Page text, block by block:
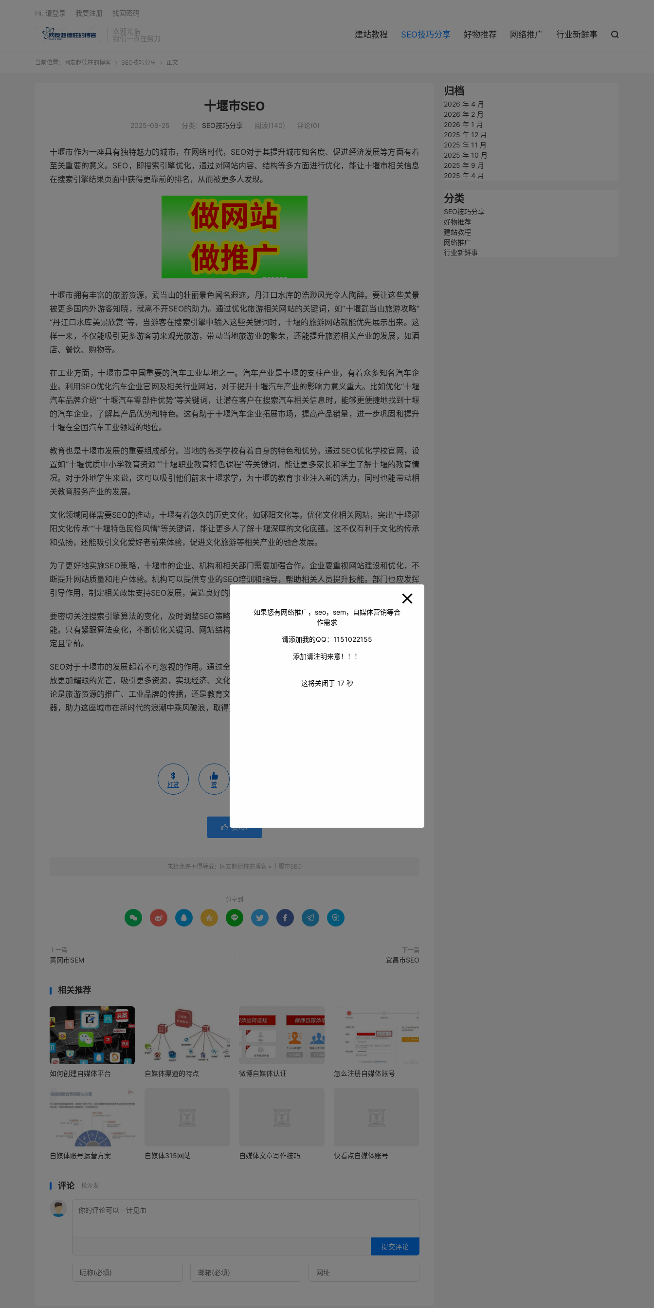
欢迎光临
我们一直在努力
建站教程 SEO技巧分享 好物推荐 网络推广 行业新鲜事 
Hi, 请登录 我要注册 找回密码
当前位置： 网友赵德柱的博客  SEO技巧分享  正文
十堰市SEO
2025-09-25 分类： SEO技巧分享 阅读(140) 评论(0)
十堰市作为一座具有独特魅力的城市，在网络时代，SEO对于其提升城市知名度、促进经济发展等方面有着
至关重要的意义。SEO，即搜索引擎优化，通过对网站内容、结构等多方面进行优化，能让十堰市相关信息
在搜索引擎结果页面中获得更靠前的排名，从而被更多人发现。
十堰市拥有丰富的旅游资源，武当山的壮丽景色闻名遐迩，丹江口水库的浩渺风光令人陶醉。要让这些美景
被更多国内外游客知晓，就离不开SEO的助力。通过优化旅游相关网站的关键词，如“十堰武当山旅游攻略”
“丹江口水库美景欣赏”等，当游客在搜索引擎中输入这些关键词时，十堰的旅游网站就能优先展示出来。这
样一来，不仅能吸引更多游客前来观光旅游，带动当地旅游业的繁荣，还能提升旅游相关产业的发展，如酒
店、餐饮、购物等。
在工业方面，十堰市是中国重要的汽车工业基地之一。汽车产业是十堰的支柱产业，有着众多知名汽车企
业。利用SEO优化汽车企业官网及相关行业网站，对于提升十堰汽车产业的影响力意义重大。比如优化“十堰
汽车品牌介绍”“十堰汽车零部件优势”等关键词，让潜在客户在搜索汽车相关信息时，能够更便捷地找到十堰
的汽车企业，了解其产品优势和特色。这有助于十堰汽车企业拓展市场，提高产品销量，进一步巩固和提升
十堰在全国汽车工业领域的地位。
教育也是十堰市发展的重要组成部分。当地的各类学校有着自身的特色和优势。通过SEO优化学校官网，设
置如“十堰优质中小学教育资源”“十堰职业教育特色课程”等关键词，能让更多家长和学生了解十堰的教育情
况。对于外地学生来说，这可以吸引他们前来十堰求学，为十堰的教育事业注入新的活力，同时也能带动相
关教育服务产业的发展。
文化领域同样需要SEO的推动。十堰有着悠久的历史文化，如郧阳文化等。优化文化相关网站，突出“十堰郧
阳文化传承”“十堰特色民俗风情”等关键词，能让更多人了解十堰深厚的文化底蕴。这不仅有利于文化的传承
和弘扬，还能吸引文化爱好者前来体验，促进文化旅游等相关产业的融合发展。
为了更好地实施SEO策略，十堰市的企业、机构和相关部门需要加强合作。企业要重视网站建设和优化，不
断提升网站质量和用户体验。机构可以提供专业的SEO培训和指导，帮助相关人员提升技能。部门也应发挥
引导作用，制定相关政策支持SEO发展，营造良好的网络营销环境。
要密切关注搜索引擎算法的变化，及时调整SEO策略。随着技术的不断进步，搜索引擎算法越来越复杂和智
能。只有紧跟算法变化，不断优化关键词、网站结构、内容质量等，才能确保十堰市在搜索引擎中的排名稳
定且靠前。
SEO对于十堰市的发展起着不可忽视的作用。通过全面、系统地推进SEO工作，能让十堰市在网络世界中绽
放更加耀眼的光芒，吸引更多资源，实现经济、文化、旅游等各方面的蓬勃发展，迈向更加美好的未来。无
论是旅游资源的推广、工业品牌的传播，还是教育文化的弘扬，SEO都将成为十堰市发展道路上的有力助推
器，助力这座城市在新时代的浪潮中乘风破浪，取得更加辉煌的成就。
打赏 赞
 赞(0)
未经允许不得转载： 网友赵德柱的博客 » 十堰市SEO
分享到
        
上一篇
黄冈市SEM
下一篇
宜昌市SEO
相关推荐
如何创建自媒体平台 自媒体渠道的特点 微博自媒体认证 怎么注册自媒体账号
自媒体账号运营方案 自媒体315网站 自媒体文章写作技巧 快看点自媒体账号
评论 抢沙发
提交评论
归档
2026 年 4 月
2026 年 2 月
2026 年 1 月
2025 年 12 月
2025 年 11 月
2025 年 10 月
2025 年 9 月
2025 年 4 月
分类
SEO技巧分享
好物推荐
建站教程
网络推广
行业新鲜事
如果您有网络推广，seo，sem，自媒体营销等合
作需求
请添加我的QQ：1151022155
添加请注明来意！！！
这将关闭于 17秒